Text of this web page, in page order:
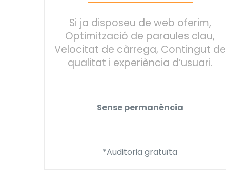
Si ja disposeu de web oferim,
Optimització de paraules clau,
Velocitat de càrrega, Contingut de
qualitat i experiència d’usuari.
Sense permanència
*Auditoria gratuïta